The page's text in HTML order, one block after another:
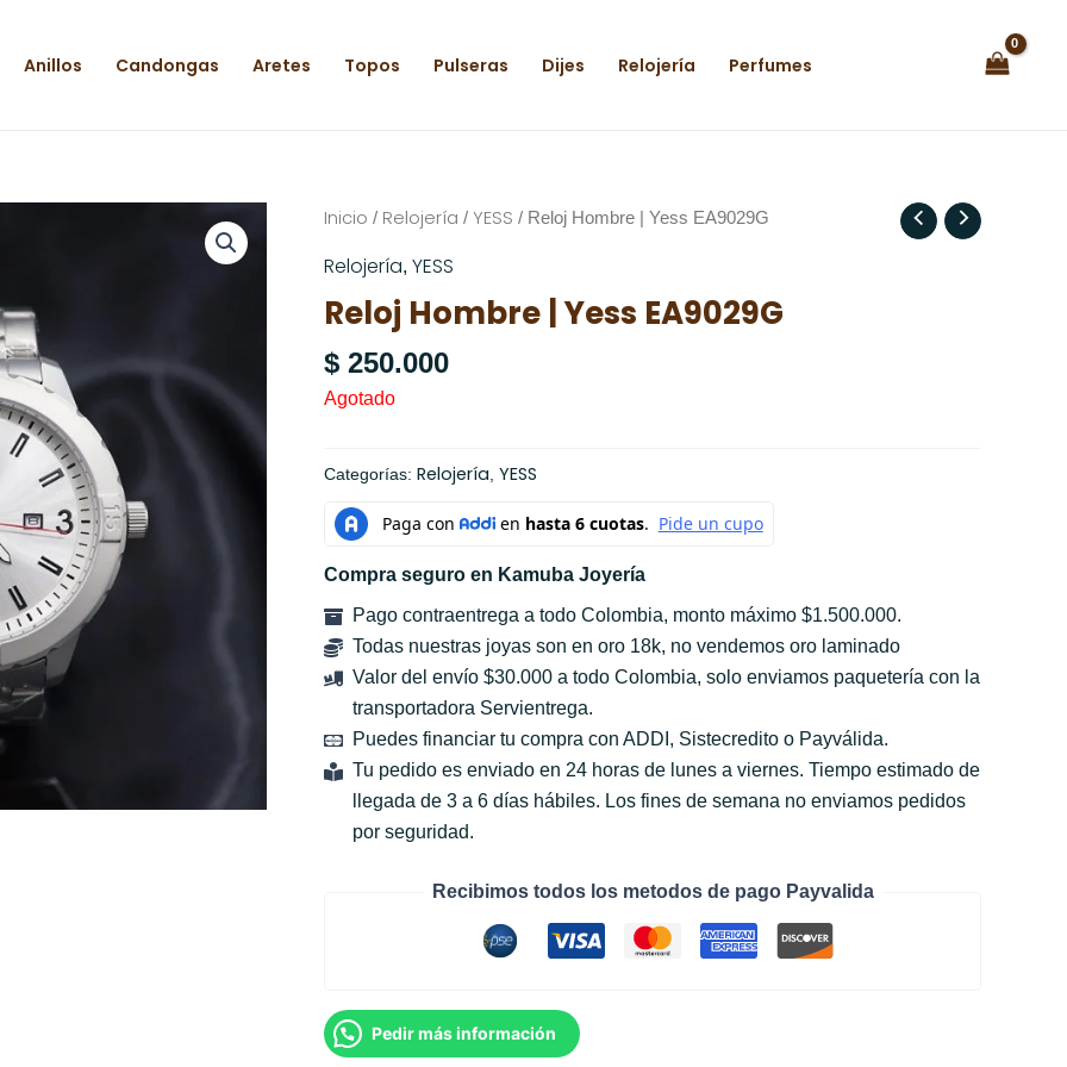
Anillos Candongas Aretes Topos Pulseras Dijes Relojería Perfumes
Inicio / Relojería / YESS / Reloj Hombre | Yess EA9029G
Relojería, YESS
Reloj Hombre | Yess EA9029G
$ 250.000
Agotado
Categorías: Relojería YESS
Compra seguro en Kamuba Joyería
Pago contraentrega a todo Colombia, monto máximo $1.500.000.
Todas nuestras joyas son en oro 18k, no vendemos oro laminado
Valor del envío $30.000 a todo Colombia, solo enviamos paquetería con la
transportadora Servientrega.
Puedes financiar tu compra con ADDI, Sistecredito o Payválida.
Tu pedido es enviado en 24 horas de lunes a viernes. Tiempo estimado de
llegada de 3 a 6 días hábiles. Los fines de semana no enviamos pedidos
por seguridad.
Recibimos todos los metodos de pago Payvalida
Pedir más información